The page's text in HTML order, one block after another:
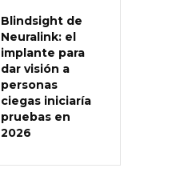
Blindsight de
Neuralink: el
implante para
dar visión a
personas
ciegas iniciaría
pruebas en
2026